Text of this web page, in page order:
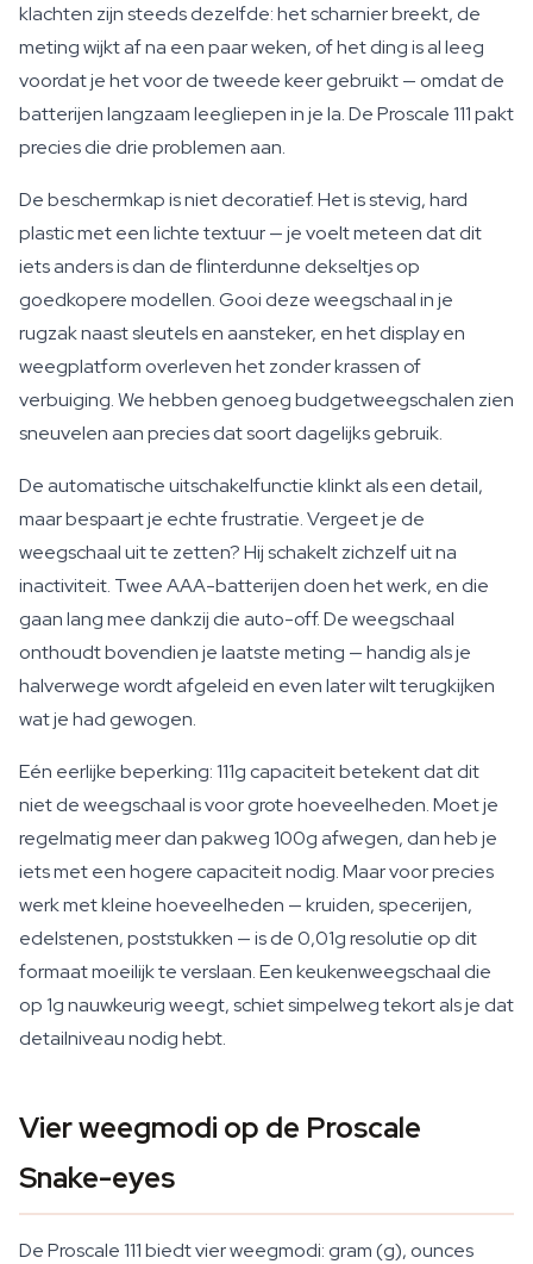
klachten zijn steeds dezelfde: het scharnier breekt, de
meting wijkt af na een paar weken, of het ding is al leeg
voordat je het voor de tweede keer gebruikt — omdat de
batterijen langzaam leegliepen in je la. De Proscale 111 pakt
precies die drie problemen aan.
De beschermkap is niet decoratief. Het is stevig, hard
plastic met een lichte textuur — je voelt meteen dat dit
iets anders is dan de flinterdunne dekseltjes op
goedkopere modellen. Gooi deze weegschaal in je
rugzak naast sleutels en aansteker, en het display en
weegplatform overleven het zonder krassen of
verbuiging. We hebben genoeg budgetweegschalen zien
sneuvelen aan precies dat soort dagelijks gebruik.
De automatische uitschakelfunctie klinkt als een detail,
maar bespaart je echte frustratie. Vergeet je de
weegschaal uit te zetten? Hij schakelt zichzelf uit na
inactiviteit. Twee AAA-batterijen doen het werk, en die
gaan lang mee dankzij die auto-off. De weegschaal
onthoudt bovendien je laatste meting — handig als je
halverwege wordt afgeleid en even later wilt terugkijken
wat je had gewogen.
Eén eerlijke beperking: 111g capaciteit betekent dat dit
niet de weegschaal is voor grote hoeveelheden. Moet je
regelmatig meer dan pakweg 100g afwegen, dan heb je
iets met een hogere capaciteit nodig. Maar voor precies
werk met kleine hoeveelheden — kruiden, specerijen,
edelstenen, poststukken — is de 0,01g resolutie op dit
formaat moeilijk te verslaan. Een keukenweegschaal die
op 1g nauwkeurig weegt, schiet simpelweg tekort als je dat
detailniveau nodig hebt.
Vier weegmodi op de Proscale
Snake-eyes
De Proscale 111 biedt vier weegmodi: gram (g), ounces